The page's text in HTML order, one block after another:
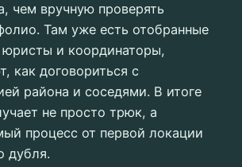
чем вручную проверять
Там уже есть отобранные
юристы и координаторы,
как договориться с
района и соседями. В итоге
не просто трюк, а
процесс от первой локации
дубля.